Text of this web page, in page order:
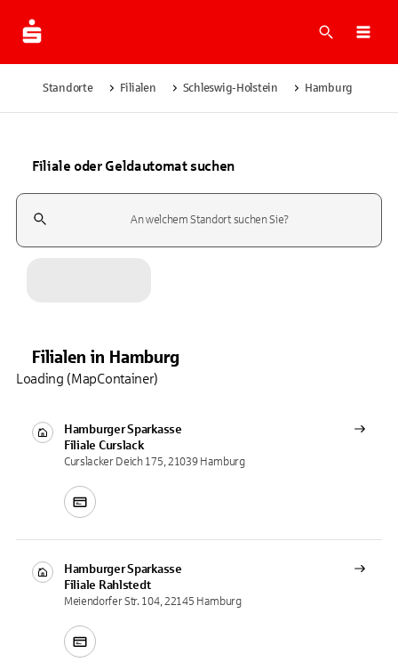
Suche
Standorte Filialen Schleswig-Holstein Hamburg
Filiale oder Geldautomat suchen
Suchfeld
Filialen in Hamburg
Hamburger Sparkasse
Filiale Curslack
Curslacker Deich 175, 21039 Hamburg
Hamburger Sparkasse
Filiale Rahlstedt
Meiendorfer Str. 104, 22145 Hamburg
Loading (MapContainer)